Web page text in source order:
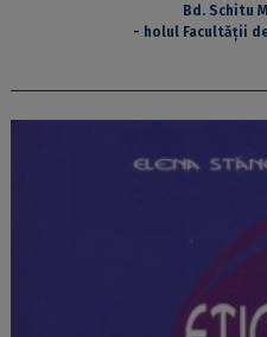
Bd. Schitu
- holul Facultății